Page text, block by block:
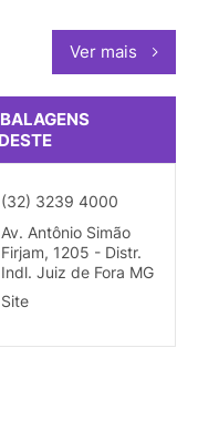
Ver mais
(32) 3239 4000
Av. Antônio Simão
Firjam, 1205 - Distr.
Indl. Juiz de Fora MG
Site